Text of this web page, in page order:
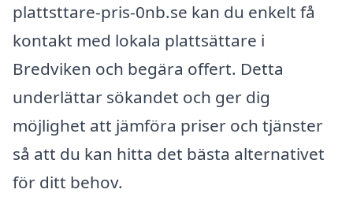
plattsttare-pris-0nb.se kan du enkelt få
kontakt med lokala plattsättare i
Bredviken och begära offert. Detta
underlättar sökandet och ger dig
möjlighet att jämföra priser och tjänster
så att du kan hitta det bästa alternativet
för ditt behov.